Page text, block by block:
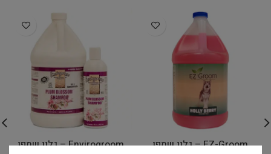
EZ-Groom – גלון שמפו
Envirogroom – גלון שמפו